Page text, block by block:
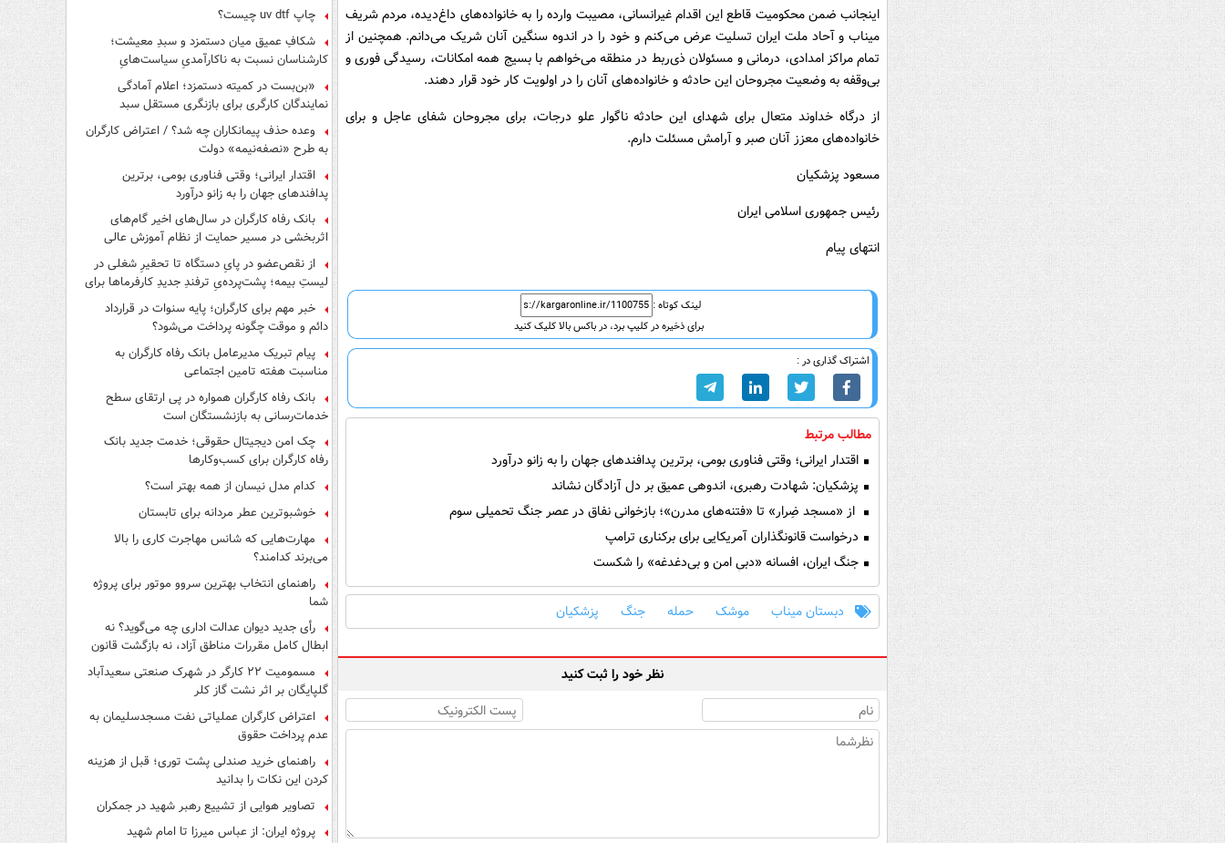
اینجانب ضمن محکومیت قاطع این اقدام غیرانسانی، مصیبت وارده را به خانواده‌های داغ‌دیده، مردم شریف
میناب و آحاد ملت ایران تسلیت عرض می‌کنم و خود را در اندوه سنگین آنان شریک می‌دانم. همچنین از
تمام مراکز امدادی، درمانی و مسئولان ذی‌ربط در منطقه می‌خواهم با بسیج همه امکانات، رسیدگی فوری و
بی‌وقفه به وضعیت مجروحان این حادثه و خانواده‌های آنان را در اولویت کار خود قرار دهند.
از درگاه خداوند متعال برای شهدای این حادثه ناگوار علو درجات، برای مجروحان شفای عاجل و برای
خانواده‌های معزز آنان صبر و آرامش مسئلت دارم.
مسعود پزشکیان
رئیس جمهوری اسلامی ایران
انتهای پیام
لینک کوتاه :
برای ذخیره در کلیپ برد، در باکس بالا کلیک کنید
اشتراک گذاری در :
مطالب مرتبط
اقتدار ایرانی؛ وقتی فناوری بومی، برترین پدافندهای جهان را به زانو درآورد
پزشکیان: شهادت رهبری، اندوهی عمیق بر دل آزادگان نشاند
از «مسجد ضِرار» تا «فتنه‌های مدرن»؛ بازخوانی نفاق در عصر جنگ تحمیلی سوم
درخواست قانونگذاران آمریکایی برای برکناری ترامپ
جنگ ایران، افسانه «دبیِ امن و بی‌دغدغه» را شکست
دبستان میناب موشک حمله جنگ پزشکیان
نظر خود را ثبت کنید
چاپ uv dtf چیست؟
شکافِ عمیق میان دستمزد و سبدِ معیشت؛
کارشناسان نسبت به ناکارآمدیِ سیاست‌هایِ
حمایتی هشدار دادند
«بن‌بست در کمیته دستمزد؛ اعلام آمادگی
نمایندگان کارگری برای بازنگری مستقل سبد
وعده حذف پیمانکاران چه شد؟ / اعتراض کارگران
به طرح «نصفه‌نیمه» دولت
اقتدار ایرانی؛ وقتی فناوری بومی، برترین
پدافندهای جهان را به زانو درآورد
بانک رفاه کارگران در سال‌های اخیر گام‌های
اثربخشی در مسیر حمایت از نظام آموزش عالی
برداشته است
از نقص‌عضو در پایِ دستگاه تا تحقیرِ شغلی در
لیستِ بیمه؛ پشت‌پرده‌یِ ترفندِ جدیدِ کارفرماها برای
فرار از قانون چیست؟
خبر مهم برای کارگران؛ پایه سنوات در قرارداد
دائم و موقت چگونه پرداخت می‌شود؟
پیام تبریک مدیرعامل بانک رفاه کارگران به
مناسبت هفته تامین اجتماعی
بانک رفاه کارگران همواره در پی ارتقای سطح
خدمات‌رسانی به بازنشستگان است
چک امن دیجیتال حقوقی؛ خدمت جدید بانک
رفاه کارگران برای کسب‌وکارها
کدام مدل نیسان از همه بهتر است؟
خوشبوترین عطر مردانه برای تابستان
مهارت‌هایی که شانس مهاجرت کاری را بالا
می‌برند کدامند؟
راهنمای انتخاب بهترین سروو موتور برای پروژه
شما
رأی جدید دیوان عدالت اداری چه می‌گوید؟ نه
ابطال کامل مقررات مناطق آزاد، نه بازگشت قانون
مسمومیت ۲۲ کارگر در شهرک صنعتی سعیدآباد
گلپایگان بر اثر نشت گاز کلر
اعتراض کارگران عملیاتی نفت مسجدسلیمان به
عدم پرداخت حقوق
راهنمای خرید صندلی پشت توری؛ قبل از هزینه
کردن این نکات را بدانید
تصاویر هوایی از تشییع رهبر شهید در جمکران
پروژه ایران: از عباس میرزا تا امام شهید